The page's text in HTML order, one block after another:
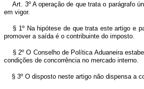
Art. 3º A operação de que trata o parágrafo
em vigor.
§ 1º Na hipótese de que trata este artigo e
promover a saída é o contribuinte do imposto.
§ 2º O Conselho de Política Aduaneira
condições de concorrência no mercado interno.
§ 3º O disposto neste artigo não dispensa a